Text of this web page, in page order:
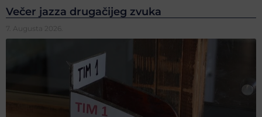
Večer jazza drugačijeg zvuka
7. Augusta 2026.